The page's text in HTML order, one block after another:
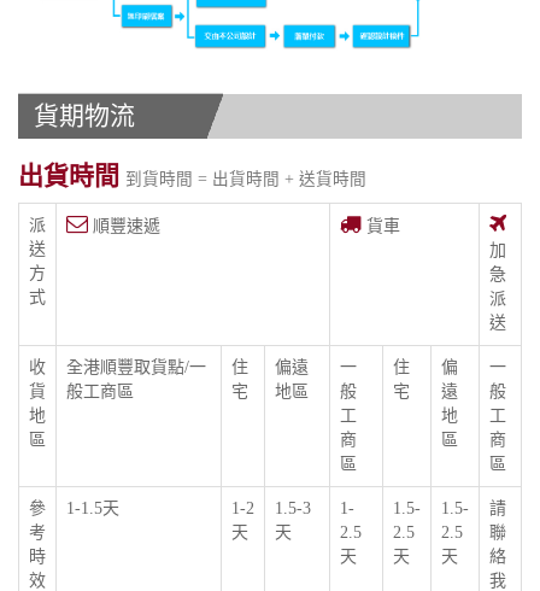
貨期物流
出貨時間 到貨時間 = 出貨時間 + 送貨時間
派
送
方
式
順豐速遞
貨車
加
急
派
送
收
貨
地
區
全港順豐取貨點/一
般工商區
住
宅
偏遠
地區
一
般
工
商
區
住
宅
偏
遠
地
區
一
般
工
商
區
參
考
時
效
1-1.5天
1-2
天
1.5-3
天
1-
2.5
天
1.5-
2.5
天
1.5-
2.5
天
請
聯
絡
我